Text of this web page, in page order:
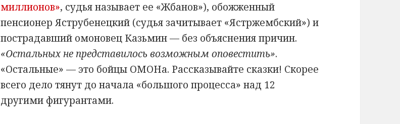
миллионов», судья называет ее «Жбанов»), обожженный
пенсионер Яструбенецкий (судья зачитывает «Ястржембский») и
пострадавший омоновец Казьмин — без объяснения причин.
«Остальных не представилось возможным оповестить».
«Остальные» — это бойцы ОМОНа. Рассказывайте сказки! Скорее
всего дело тянут до начала «большого процесса» над 12
другими фигурантами.